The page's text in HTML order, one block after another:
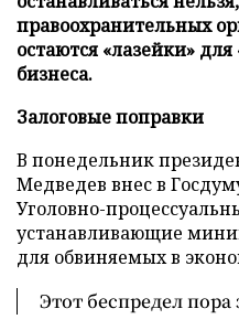
правоохранительных
остаются «лазейки»
бизнеса.
Залоговые поправки
В понедельник
Медведев внес в
Уголовно-
устанавливающие
для обвиняемых в
Этот беспредел пора